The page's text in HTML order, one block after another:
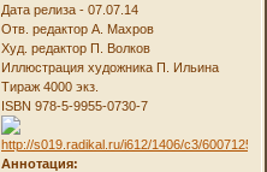
Дата релиза - 07.07.14
Отв. редактор А. Махров
Худ. редактор П. Волков
Иллюстрация художника П. Ильина
Тираж 4000 экз.
ISBN 978-5-9955-0730-7
Аннотация: